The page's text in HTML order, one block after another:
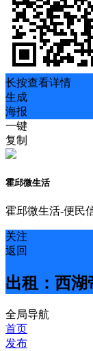
长按查看详情
生成
海报
一键
复制
霍邱微生活
霍邱微生活-便民
关注
返回
出租：西湖
全局导航
首页
发布